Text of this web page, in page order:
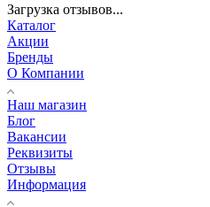
Загрузка отзывов...
Каталог
Акции
Бренды
О Компании
Наш магазин
Блог
Вакансии
Реквизиты
Отзывы
Информация